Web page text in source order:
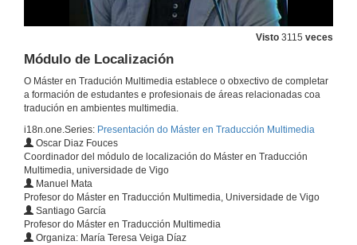
Visto 3115 veces
Módulo de Localización
O Máster en Tradución Multimedia establece o obxectivo de completar
a formación de estudantes e profesionais de áreas relacionadas coa
tradución en ambientes multimedia.
i18n.one.Series: Presentación do Máster en Traducción Multimedia
Oscar Diaz Fouces
Coordinador del módulo de localización do Máster en Traducción
Multimedia, universidade de Vigo
Manuel Mata
Profesor do Máster en Traducción Multimedia, Universidade de Vigo
Santiago García
Profesor do Máster en Traducción Multimedia
Organiza: María Teresa Veiga Díaz